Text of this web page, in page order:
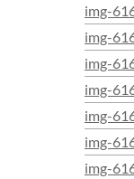
img-
img-
img-
img-
img-
img-
img-